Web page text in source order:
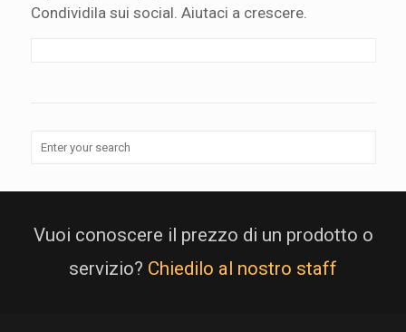
Condividila sui social. Aiutaci a crescere.
Vuoi conoscere il prezzo di un prodotto o
servizio? Chiedilo al nostro staff